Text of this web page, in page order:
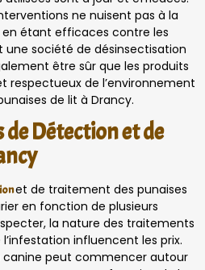
ne nuisent pas à la
étant efficaces contre les
une société de désinsectisation
être sûr que les produits
respectueux de l’environnement
de lit à Drancy.
de Détection et de
et de traitement des punaises
en fonction de plusieurs
la nature des traitements
influencent les prix.
canine peut commencer autour